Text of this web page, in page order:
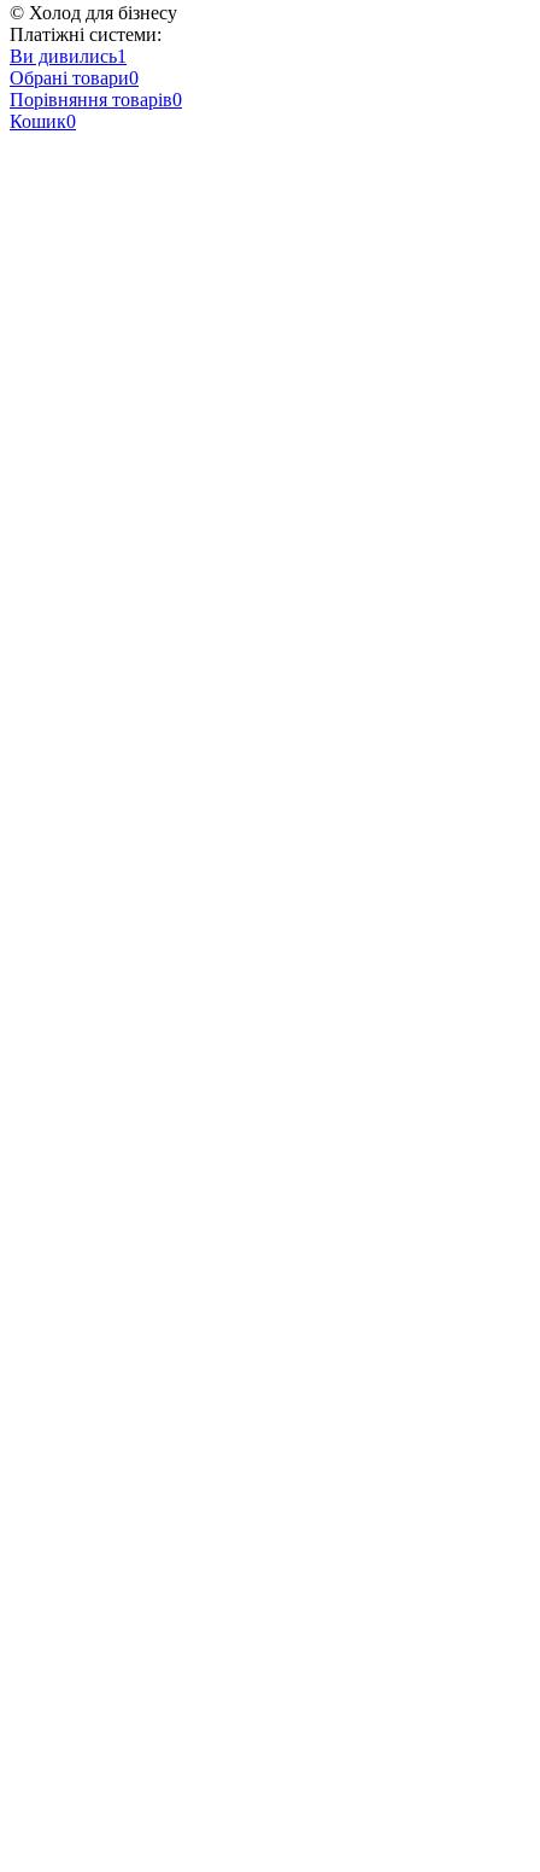
© Холод для бізнесу
Платіжні системи:
Ви дивились1
Обрані товари0
Порівняння товарів0
Кошик0